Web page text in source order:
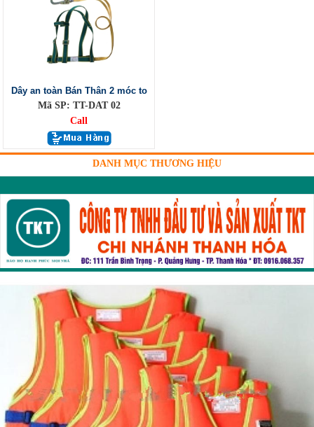
Dây an toàn Bán Thân 2 móc to
Mã SP: TT-DAT 02
Call
DANH MỤC THƯƠNG HIỆU